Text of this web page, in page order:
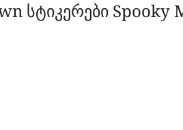
სტიკერები Spooky